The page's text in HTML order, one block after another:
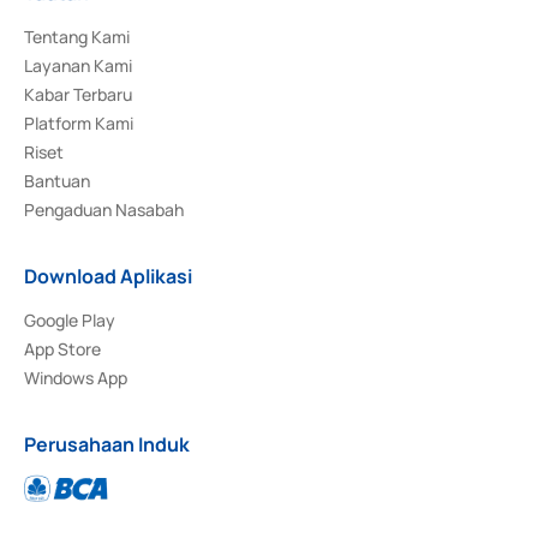
Tentang Kami
Layanan Kami
Kabar Terbaru
Platform Kami
Riset
Bantuan
Pengaduan Nasabah
Download Aplikasi
Google Play
App Store
Windows App
Perusahaan Induk